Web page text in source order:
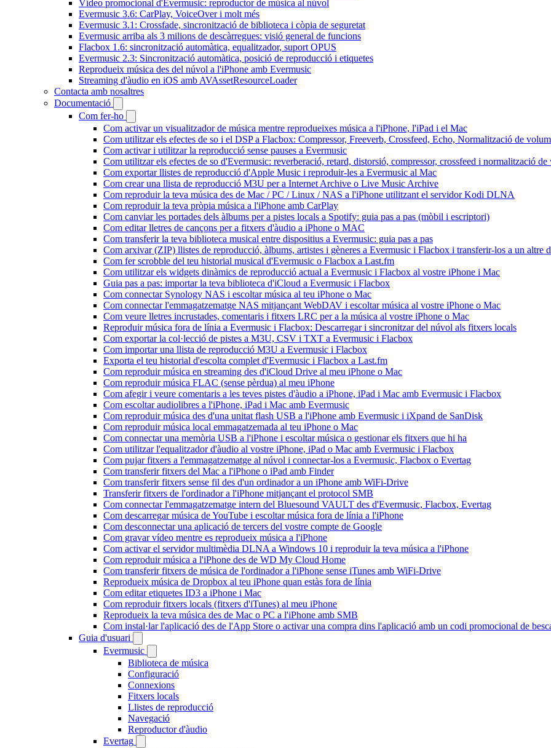
Vídeo promocional d'Evermusic: reproductor de música al núvol
Evermusic 3.6: CarPlay, VoiceOver i molt més
Evermusic 3.1: Crossfade, sincronització de biblioteca i còpia de seguretat
Evermusic arriba als 3 milions de descàrregues: visió general de funcions
Flacbox 1.6: sincronització automàtica, equalitzador, suport OPUS
Evermusic 2.3: Sincronització automàtica, posició de reproducció i etiquetes
Reprodueix música des del núvol a l'iPhone amb Evermusic
Streaming d'àudio en iOS amb AVAssetResourceLoader
Contacta amb nosaltres
Documentació
Com fer-ho
Com activar un visualitzador de música mentre reprodueixes música a l'iPhone, l'iPad i el Mac
Com utilitzar els efectes de so i el DSP a Flacbox: Compressor, Freeverb, Crossfeed, Echo, Normalització de
Com activar i utilitzar la reproducció sense pauses a Evermusic
Com utilitzar els efectes de so d'Evermusic: reverberació, retard, distorsió, compressor, crossfeed i normalització de
Com exportar llistes de reproducció d'Apple Music i reproduir-les a Evermusic al Mac
Com crear una llista de reproducció M3U per a Internet Archive o Live Music Archive
Com reproduir la teva música des de Mac / PC / Linux / NAS a l'iPhone utilitzant el servidor Kodi DLNA
Com reproduir la teva pròpia música a l'iPhone amb CarPlay
Com canviar les portades dels àlbums per a pistes locals a Spotify: guia pas a pas (mòbil i escriptori)
Com editar lletres de cançons per a fitxers d'àudio a iPhone o MAC
Com transferir la teva biblioteca musical entre dispositius a Evermusic: guia pas a pas
Com arxivar (ZIP) llistes de reproducció, àlbums, artistes i gèneres a Evermusic i Flacbox i transferir-los a un altre
Com fer scrobble del teu historial musical d'Evermusic o Flacbox a Last.fm
Com utilitzar els widgets dinàmics de reproducció actual a Evermusic i Flacbox al vostre iPhone i Mac
Guia pas a pas: importar la teva biblioteca d'iCloud a Evermusic i Flacbox
Com connectar Synology NAS i escoltar música al teu iPhone o Mac
Com connectar l'emmagatzematge NAS mitjançant WebDAV i escoltar música al vostre iPhone o Mac
Com veure lletres incrustades, comentaris i fitxers LRC per a la música al vostre iPhone o Mac
Reproduir música fora de línia a Evermusic i Flacbox: Descarregar i sincronitzar del núvol als fitxers locals
Com exportar la col·lecció de pistes a M3U, CSV i TXT a Evermusic i Flacbox
Com importar una llista de reproducció M3U a Evermusic i Flacbox
Exporta el teu historial d'escolta complet d'Evermusic i Flacbox a Last.fm
Com reproduir música en streaming des d'iCloud Drive al meu iPhone o Mac
Com reproduir música FLAC (sense pèrdua) al meu iPhone
Com afegir i veure comentaris a les teves pistes d'àudio a iPhone, iPad i Mac amb Evermusic i Flacbox
Com escoltar audiolibres a l'iPhone, iPad i Mac amb Evermusic
Com reproduir música des d'una unitat flash USB a l'iPhone amb Evermusic i iXpand de SanDisk
Com reproduir música local emmagatzemada al teu iPhone o Mac
Com connectar una memòria USB a l'iPhone i escoltar música o gestionar els fitxers que hi ha
Com utilitzar l'equalitzador d'àudio al vostre iPhone, iPad o Mac amb Evermusic i Flacbox
Com pujar fitxers a l'emmagatzematge al núvol i connectar-los a Evermusic, Flacbox o Evertag
Com transferir fitxers del Mac a l'iPhone o iPad amb Finder
Com transferir fitxers sense fil des d'un ordinador a un iPhone amb WiFi-Drive
Transferir fitxers de l'ordinador a l'iPhone mitjançant el protocol SMB
Com connectar l'emmagatzematge intern del Bluesound VAULT des d'Evermusic, Flacbox, Evertag
Com descarregar música de YouTube i escoltar música fora de línia a l'iPhone
Com desconnectar una aplicació de tercers del vostre compte de Google
Com gravar vídeo mentre es reprodueix música a l'iPhone
Com activar el servidor multimèdia DLNA a Windows 10 i reproduir la teva música a l'iPhone
Com reproduir música a l'iPhone des de WD My Cloud Home
Com transferir fitxers de música de l'ordinador a l'iPhone sense iTunes amb WiFi-Drive
Reprodueix música de Dropbox al teu iPhone quan estàs fora de línia
Com editar etiquetes ID3 a iPhone i Mac
Com reproduir fitxers locals (fitxers d'iTunes) al meu iPhone
Reprodueix la teva música des de Mac o PC a l'iPhone amb SMB
Com instal·lar l'aplicació des de l'App Store o activar una compra dins l'aplicació amb un codi promocional de
Guia d'usuari
Evermusic
Biblioteca de música
Configuració
Connexions
Fitxers locals
Llistes de reproducció
Navegació
Reproductor d'àudio
Evertag